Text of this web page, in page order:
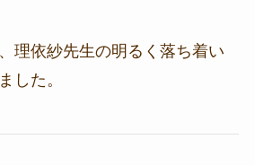
理依紗先生の明るく落ち着い
した。